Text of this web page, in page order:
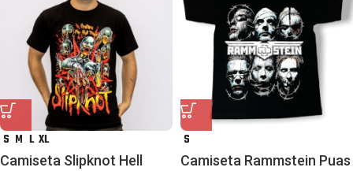
S M L XL
Camiseta Slipknot Hell
S
Camiseta Rammstein Puas